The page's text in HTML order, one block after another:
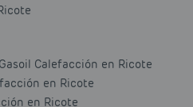
Calefacción en Ricote
en Ricote
en Ricote